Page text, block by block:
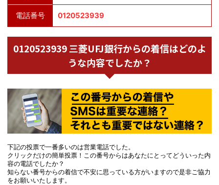
電話番号 0120523939
0120523939 三菱UFJ銀行からの着信はどのよ
うな内容でしたか？
下記の投票で一番多いのは営業電話でした。
クリックだけの簡単投票！この番号からはあなたにとってどういった内
容の電話でしたか？
知らない番号からの着信で不安に思っている方がいますので是非ご協力
をお願いいたします。